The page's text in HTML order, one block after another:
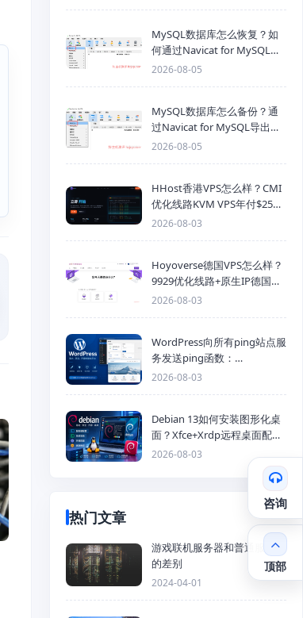
MySQL数据库怎么恢复？如
何通过Navicat for MySQL导
入SQL备份文件
2026-08-05
MySQL数据库怎么备份？通
过Navicat for MySQL导出
Mysql数据库为SQL格式备份
2026-08-05
HHost香港VPS怎么样？CMI
优化线路KVM VPS年付$25
起，4GB内存优惠套餐
2026-08-03
Hoyoverse德国VPS怎么样？
9929优化线路+原生IP德国
KVM VPS推荐
2026-08-03
WordPress向所有ping站点服
务发送ping函数：
generic_ping
2026-08-03
Debian 13如何安装图形化桌
面？Xfce+Xrdp远程桌面配置
教程
2026-08-03
热门文章
游戏联机服务器和普通服务器
的差别
2024-04-01
咨询
顶部